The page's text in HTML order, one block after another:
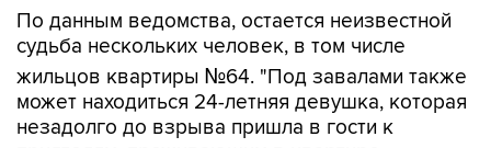
По данным ведомства, остается неизвестной
судьба нескольких человек, в том числе
жильцов квартиры №64. "Под завалами также
может находиться 24-летняя девушка, которая
незадолго до взрыва пришла в гости к